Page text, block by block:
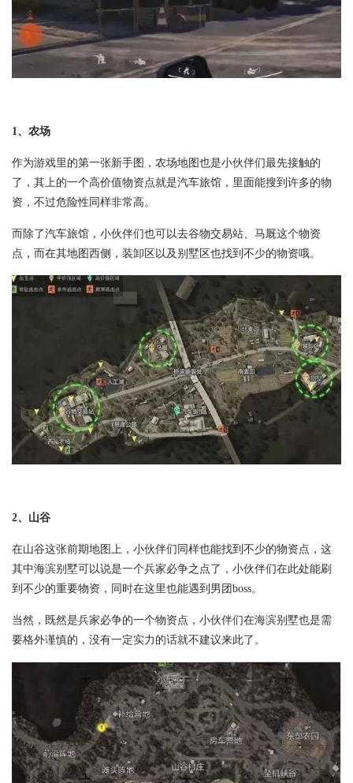
1、农场
作为游戏里的第一张新手图，农场地图也是小伙伴们最先接触的
了，其上的一个高价值物资点就是汽车旅馆，里面能搜到许多的物
资，不过危险性同样非常高。
而除了汽车旅馆，小伙伴们也可以去谷物交易站、马厩这个物资
点，而在其地图西侧，装卸区以及别墅区也找到不少的物资哦。
2、山谷
在山谷这张前期地图上，小伙伴们同样也能找到不少的物资点，这
其中海滨别墅可以说是一个兵家必争之点了，小伙伴们在此处能刷
到不少的重要物资，同时在这里也能遇到男团boss。
当然，既然是兵家必争的一个物资点，小伙伴们在海滨别墅也是需
要格外谨慎的，没有一定实力的话就不建议来此了。